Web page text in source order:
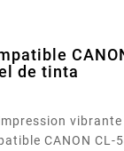
de tinta
CANON CL-